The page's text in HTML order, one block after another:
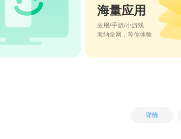
海量应用
应用/手游/小游戏
海纳全网，等你体验
详情